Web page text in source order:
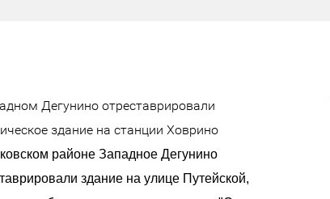
Дегунино отреставрировали
здание на станции Ховрино
районе Западное Дегунино
здание на улице Путейской,